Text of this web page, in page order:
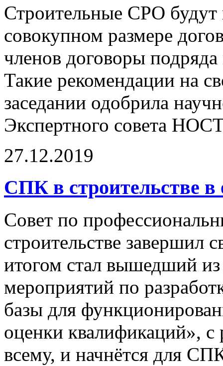
Строительные СРО будут
совокупном размере
членов договоры
Такие рекомендации на
заседании одобрила
Экспертного совета
27.12.2019
СПК в строительстве
Совет по
строительстве завершил
итогом стал вышедший
мероприятий по
базы для
оценки квалификаций», с
всему, и начнётся для